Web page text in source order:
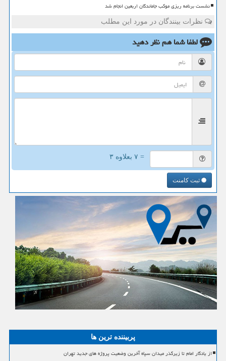
نشست برنامه ریزی موکب جاماندگان اربعین انجام شد
نظرات بینندگان در مورد این مطلب
لطفا شما همنظر دهید
= ۷ بعلاوه ۳
ثبت کامنت
پربیننده ترین ها
از یادگار امام تا زیرگذر میدان سپاه آخرین وضعیت پروژه های جدید تهران